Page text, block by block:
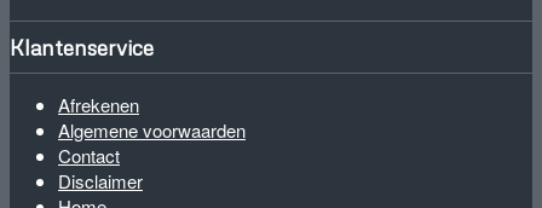
Klantenservice
Afrekenen
Algemene voorwaarden
Contact
Disclaimer